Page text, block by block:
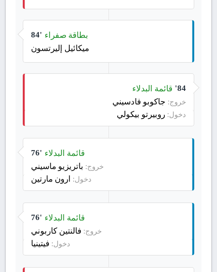
84' بطاقة صفراء
ميكائيل إليرتسون
84' قائمة البدلاء
خروج: جاكوبو فادسيني
دخول: روبيرتو بيكولي
76' قائمة البدلاء
خروج: باتريزيو ماسيني
دخول: ارون مارتين
76' قائمة البدلاء
خروج: فالنتين كاربوني
دخول: فيتينيا